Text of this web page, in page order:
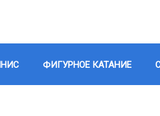
ФИГУРНОЕ КАТАНИЕ